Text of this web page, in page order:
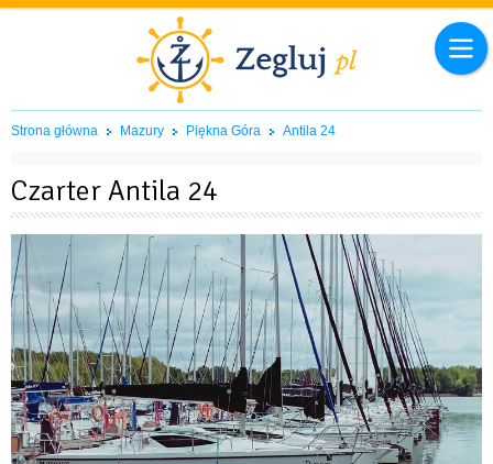
Strona główna Mazury Piękna Góra Antila 24
Czarter Antila 24